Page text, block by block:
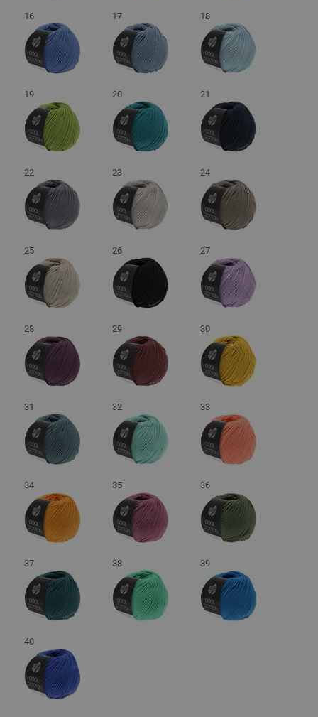
16 17 18
19 20 21
22 23 24
25 26 27
28 29 30
31 32 33
34 35 36
37 38 39
40